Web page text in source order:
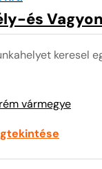
és
keresel
vármegye